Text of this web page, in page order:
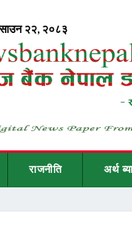
राजनीति अर्थ